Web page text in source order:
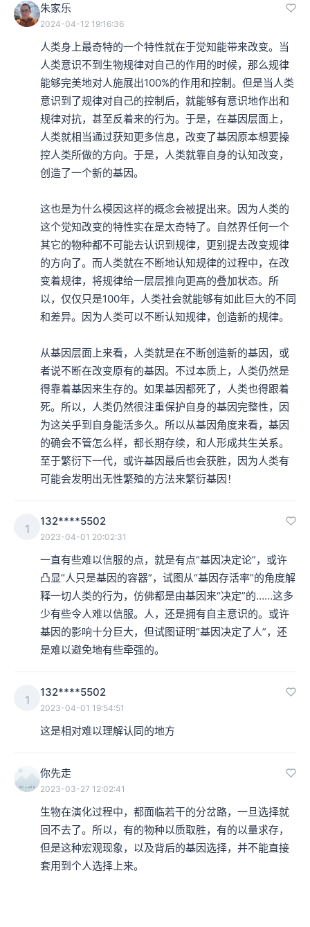
朱家乐
2024-04-12 19:16:36
人类身上最奇特的一个特性就在于觉知能带来改变。当
人类意识不到生物规律对自己的作用的时候，那么规律
能够完美地对人施展出100%的作用和控制。但是当人类
意识到了规律对自己的控制后，就能够有意识地作出和
规律对抗，甚至反着来的行为。于是，在基因层面上，
人类就相当通过获知更多信息，改变了基因原本想要操
控人类所做的方向。于是，人类就靠自身的认知改变，
创造了一个新的基因。
这也是为什么模因这样的概念会被提出来。因为人类的
这个觉知改变的特性实在是太奇特了。自然界任何一个
其它的物种都不可能去认识到规律，更别提去改变规律
的方向了。而人类就在不断地认知规律的过程中，在改
变着规律，将规律给一层层推向更高的叠加状态。所
以，仅仅只是100年，人类社会就能够有如此巨大的不同
和差异。因为人类可以不断认知规律，创造新的规律。
从基因层面上来看，人类就是在不断创造新的基因，或
者说不断在改变原有的基因。不过本质上，人类仍然是
得靠着基因来生存的。如果基因都死了，人类也得跟着
死。所以，人类仍然很注重保护自身的基因完整性，因
为这关乎到自身能活多久。所以从基因角度来看，基因
的确会不管怎么样，都长期存续，和人形成共生关系。
至于繁衍下一代，或许基因最后也会获胜，因为人类有
可能会发明出无性繁殖的方法来繁衍基因！
1
132****5502
2023-04-01 20:02:31
一直有些难以信服的点，就是有点“基因决定论”，或许
凸显“人只是基因的容器”，试图从“基因存活率”的角度解
释一切人类的行为，仿佛都是由基因来“决定”的……这多
少有些令人难以信服。人，还是拥有自主意识的。或许
基因的影响十分巨大，但试图证明“基因决定了人”，还
是难以避免地有些牵强的。
1
132****5502
2023-04-01 19:54:51
这是相对难以理解认同的地方
你先走
2023-03-27 12:02:41
生物在演化过程中，都面临若干的分岔路，一旦选择就
回不去了。所以，有的物种以质取胜，有的以量求存，
但是这种宏观现象，以及背后的基因选择，并不能直接
套用到个人选择上来。